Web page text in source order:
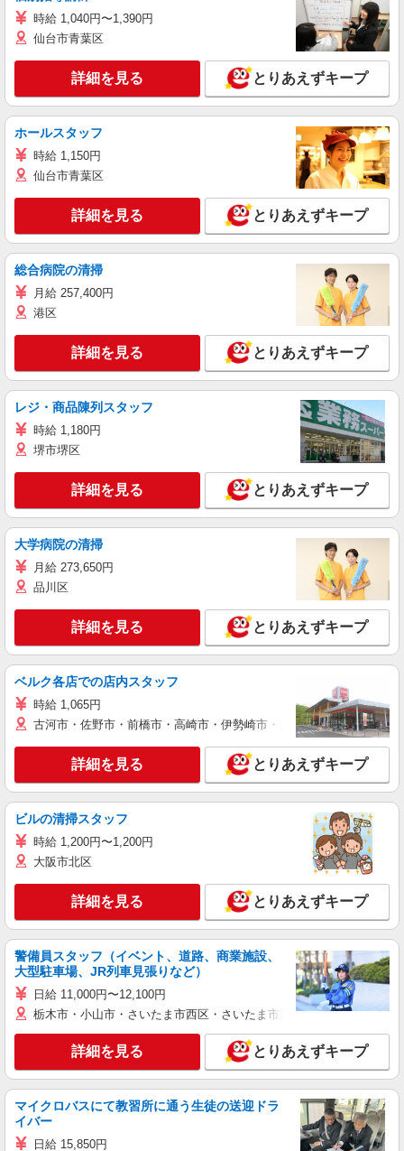
時給 1,040円〜1,390円
仙台市青葉区
詳細を見る とりあえずキープ
ホールスタッフ
時給 1,150円
仙台市青葉区
詳細を見る とりあえずキープ
総合病院の清掃
月給 257,400円
港区
詳細を見る とりあえずキープ
レジ・商品陳列スタッフ
時給 1,180円
堺市堺区
詳細を見る とりあえずキープ
大学病院の清掃
月給 273,650円
品川区
詳細を見る とりあえずキープ
ベルク各店での店内スタッフ
時給 1,065円
古河市・佐野市・前橋市・高崎市・伊勢崎市・太田市・館林市・藤
詳細を見る とりあえずキープ
ビルの清掃スタッフ
時給 1,200円〜1,200円
大阪市北区
詳細を見る とりあえずキープ
警備員スタッフ（イベント、道路、商業施設、
大型駐車場、JR列車見張りなど）
日給 11,000円〜12,100円
栃木市・小山市・さいたま市西区・さいたま市岩槻区・久喜市・蓮田
詳細を見る とりあえずキープ
マイクロバスにて教習所に通う生徒の送迎ドラ
イバー
日給 15,850円